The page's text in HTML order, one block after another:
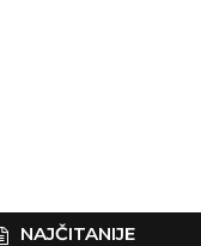
NAJČITANIJE